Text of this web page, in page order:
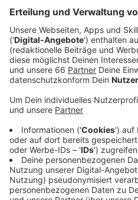
Anzeige
Am häufigsten wurde nach
die Maskenpflicht
Teuersten war es bei uns in
Club-Betreibers. Der hat
das verboten war. Zur
zahlen. Insgesamt haben
zusammen so über 4,5